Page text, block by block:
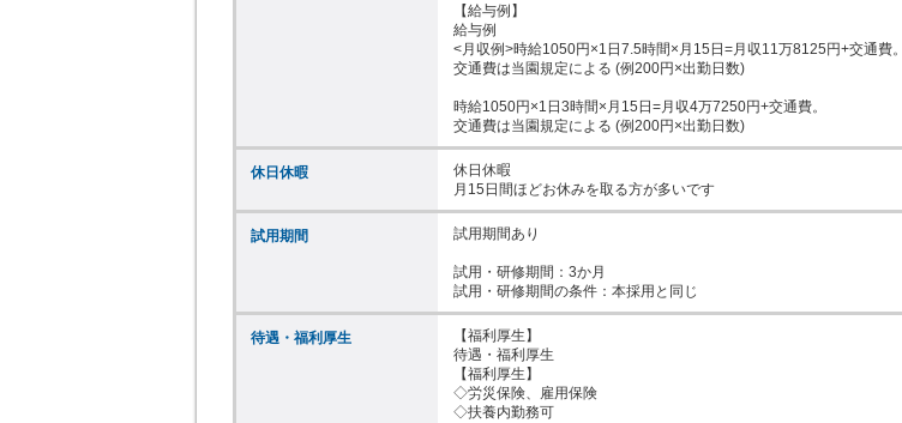
【給与例】
給与例
<月収例>時給1050円×1日7.5時間×月15日=月収11万8125円+交通費。
交通費は当園規定による (例200円×出勤日数)
時給1050円×1日3時間×月15日=月収4万7250円+交通費。
交通費は当園規定による (例200円×出勤日数)
休日休暇
休日休暇
月15日間ほどお休みを取る方が多いです
試用期間 試用期間あり
試用・研修期間：3か月
待遇・福利厚生
【福利厚生】
待遇・福利厚生
【福利厚生】
◇労災保険、雇用保険
◇扶養内勤務可